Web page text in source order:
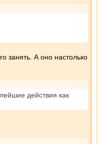
занять. А оно настолько
действия как